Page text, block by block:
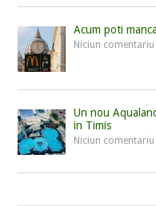
Acum poti
Niciun comentariu
Un nou
in Timis
Niciun comentariu